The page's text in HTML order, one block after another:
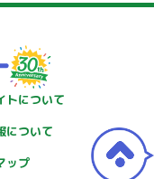
トについて
について
ップ